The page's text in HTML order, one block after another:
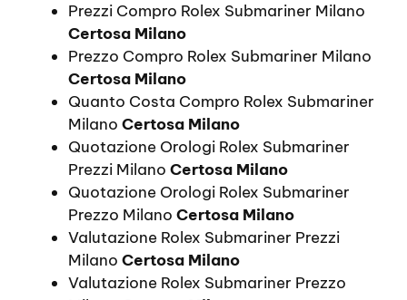
Prezzi Compro Rolex Submariner Milano
Certosa Milano
Prezzo Compro Rolex Submariner Milano
Certosa Milano
Quanto Costa Compro Rolex Submariner
Milano Certosa Milano
Quotazione Orologi Rolex Submariner
Prezzi Milano Certosa Milano
Quotazione Orologi Rolex Submariner
Prezzo Milano Certosa Milano
Valutazione Rolex Submariner Prezzi
Milano Certosa Milano
Valutazione Rolex Submariner Prezzo